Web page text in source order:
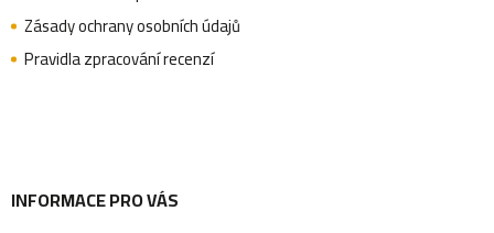
t Zásady ochrany osobních údajů
Pravidla zpracování recenzí
INFORMACE PRO VÁS